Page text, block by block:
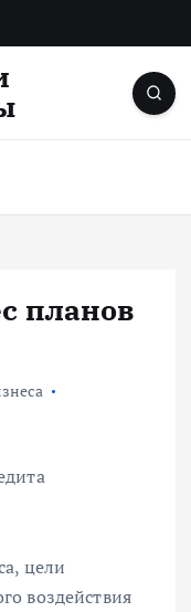
планов
цели
воздействия